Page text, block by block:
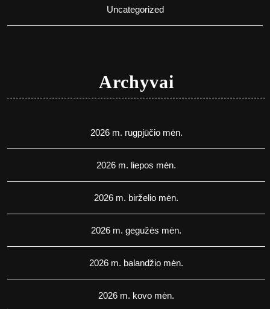
Uncategorized
Archyvai
2026 m. rugpjūčio mėn.
2026 m. liepos mėn.
2026 m. birželio mėn.
2026 m. gegužės mėn.
2026 m. balandžio mėn.
2026 m. kovo mėn.